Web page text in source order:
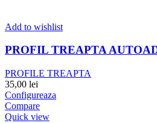
Add to wishlist
PROFIL TREAPTA
PROFILE TREAPTA
35,00 lei
Configureaza
Compare
Quick view